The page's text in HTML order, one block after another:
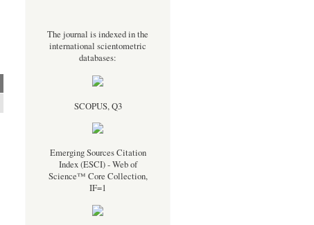
The journal is indexed in the
international scientometric
databases:
SCOPUS, Q3
Emerging Sources Citation
Index (ESCI) - Web of
Science™ Core Collection,
IF=1